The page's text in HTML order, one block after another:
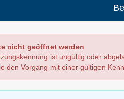
nicht geöffnet werden
ist ungültig oder
den Vorgang mit einer gültigen